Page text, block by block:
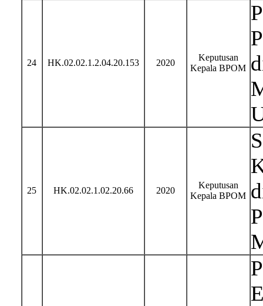
24 HK.02.02.1.2.04.20.153 2020
Keputusan
Kepala BPOM
25 HK.02.02.1.02.20.66 2020
Keputusan
Kepala BPOM